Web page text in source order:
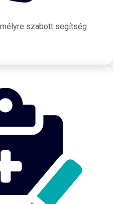
szabott segítség